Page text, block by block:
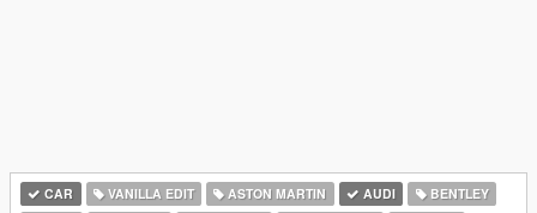
CAR VANILLA EDIT ASTON MARTIN AUDI
BENTLEY